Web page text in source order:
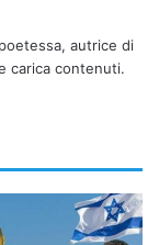
autrice di
carica contenuti.